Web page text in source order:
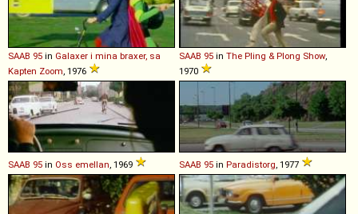
SAAB 95 in Galaxer i mina braxer, sa
Kapten Zoom , 1976
SAAB 95 in The Pling & Plong Show,
1970
SAAB 95 in Oss emellan , 1969 SAAB 95 in Paradistorg , 1977